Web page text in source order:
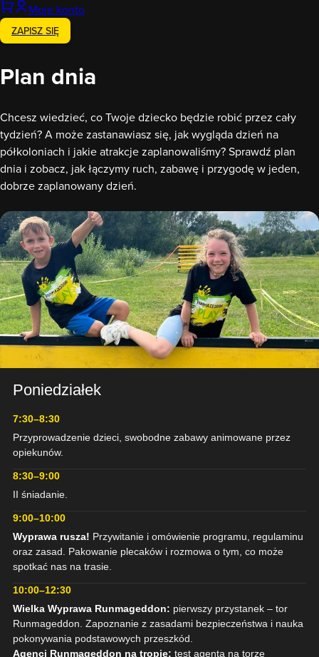
Moje konto
ZAPISZ SIĘ
Plan dnia
Chcesz wiedzieć, co Twoje dziecko będzie robić przez cały
tydzień? A może zastanawiasz się, jak wygląda dzień na
półkoloniach i jakie atrakcje zaplanowaliśmy? Sprawdź plan
dnia i zobacz, jak łączymy ruch, zabawę i przygodę w jeden,
dobrze zaplanowany dzień.
DZIEŃ 1
WYPRAWA
Poniedziałek
7:30–8:30
Przyprowadzenie dzieci, swobodne zabawy animowane przez
opiekunów.
8:30–9:00
II śniadanie.
9:00–10:00
Wyprawa rusza! Przywitanie i omówienie programu, regulaminu
oraz zasad. Pakowanie plecaków i rozmowa o tym, co może
spotkać nas na trasie.
10:00–12:30
Wielka Wyprawa Runmageddon: pierwszy przystanek – tor
Runmageddon. Zapoznanie z zasadami bezpieczeństwa i nauka
pokonywania podstawowych przeszkód.
Agenci Runmageddon na tropie: test agenta na torze